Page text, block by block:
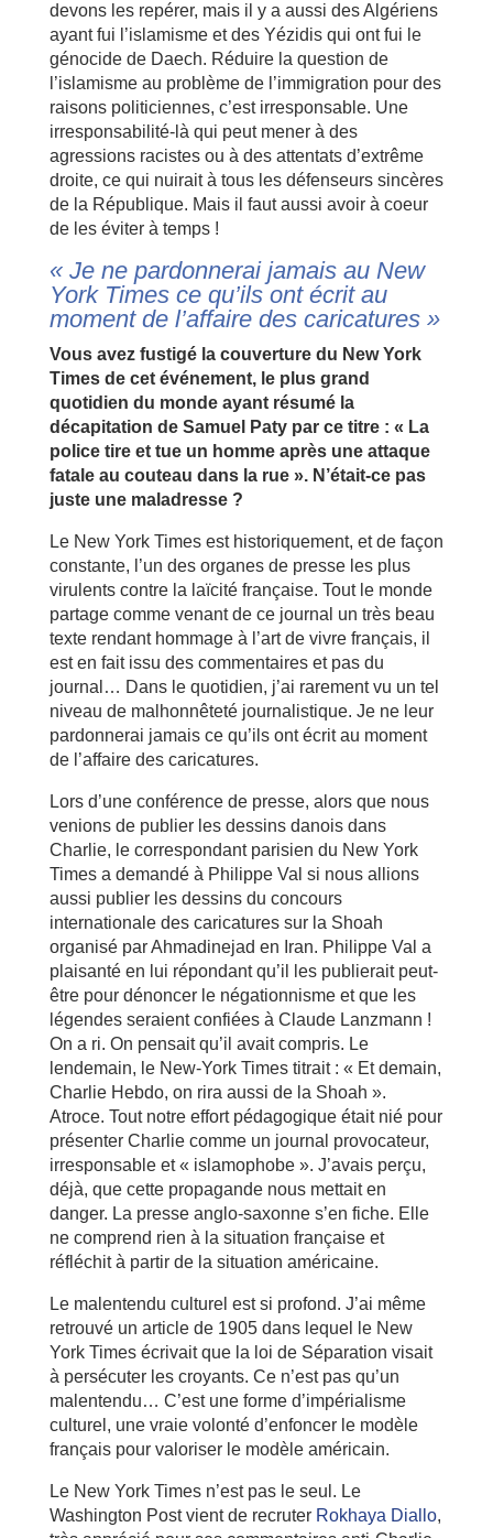
devons les repérer, mais il y a aussi des Algériens
ayant fui l’islamisme et des Yézidis qui ont fui le
génocide de Daech. Réduire la question de
l’islamisme au problème de l’immigration pour des
raisons politiciennes, c’est irresponsable. Une
irresponsabilité-là qui peut mener à des
agressions racistes ou à des attentats d’extrême
droite, ce qui nuirait à tous les défenseurs sincères
de la République. Mais il faut aussi avoir à coeur
de les éviter à temps !
« Je ne pardonnerai jamais au New
York Times ce qu’ils ont écrit au
moment de l’affaire des caricatures »
Vous avez fustigé la couverture du New York
Times de cet événement, le plus grand
quotidien du monde ayant résumé la
décapitation de Samuel Paty par ce titre : « La
police tire et tue un homme après une attaque
fatale au couteau dans la rue ». N’était-ce pas
juste une maladresse ?
Le New York Times est historiquement, et de façon
constante, l’un des organes de presse les plus
virulents contre la laïcité française. Tout le monde
partage comme venant de ce journal un très beau
texte rendant hommage à l’art de vivre français, il
est en fait issu des commentaires et pas du
journal… Dans le quotidien, j’ai rarement vu un tel
niveau de malhonnêteté journalistique. Je ne leur
pardonnerai jamais ce qu’ils ont écrit au moment
de l’affaire des caricatures.
Lors d’une conférence de presse, alors que nous
venions de publier les dessins danois dans
Charlie, le correspondant parisien du New York
Times a demandé à Philippe Val si nous allions
aussi publier les dessins du concours
internationale des caricatures sur la Shoah
organisé par Ahmadinejad en Iran. Philippe Val a
plaisanté en lui répondant qu’il les publierait peut-
être pour dénoncer le négationnisme et que les
légendes seraient confiées à Claude Lanzmann !
On a ri. On pensait qu’il avait compris. Le
lendemain, le New-York Times titrait : « Et demain,
Charlie Hebdo, on rira aussi de la Shoah ».
Atroce. Tout notre effort pédagogique était nié pour
présenter Charlie comme un journal provocateur,
irresponsable et « islamophobe ». J’avais perçu,
déjà, que cette propagande nous mettait en
danger. La presse anglo-saxonne s’en fiche. Elle
ne comprend rien à la situation française et
réfléchit à partir de la situation américaine.
Le malentendu culturel est si profond. J’ai même
retrouvé un article de 1905 dans lequel le New
York Times écrivait que la loi de Séparation visait
à persécuter les croyants. Ce n’est pas qu’un
malentendu… C’est une forme d’impérialisme
culturel, une vraie volonté d’enfoncer le modèle
français pour valoriser le modèle américain.
Le New York Times n’est pas le seul. Le
Washington Post vient de recruter Rokhaya Diallo,